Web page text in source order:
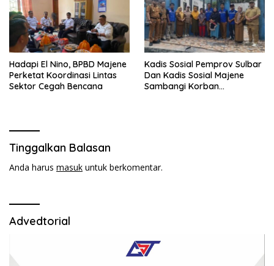
Hadapi El Nino, BPBD Majene
Perketat Koordinasi Lintas
Sektor Cegah Bencana
Kadis Sosial Pemprov Sulbar
Dan Kadis Sosial Majene
Sambangi Korban
Tinggalkan Balasan
Anda harus masuk untuk berkomentar.
Advedtorial